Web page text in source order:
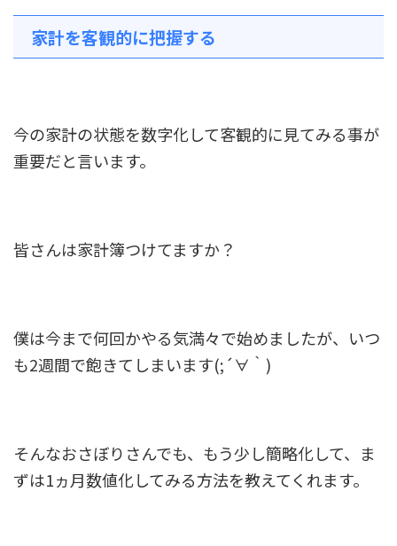
家計を客観的に把握する
今の家計の状態を数字化して客観的に見てみる事が
重要だと言います。
皆さんは家計簿つけてますか？
僕は今まで何回かやる気満々で始めましたが、いつ
も2週間で飽きてしまいます(;´∀｀)
そんなおさぼりさんでも、もう少し簡略化して、ま
ずは1ヵ月数値化してみる方法を教えてくれます。